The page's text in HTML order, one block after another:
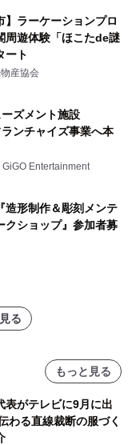
】ラーケーションプロ
周遊体験「ほこたde謎
ート
産協会
ズメント施設
ランチャイズ事業へ本
Entertainment
造形制作＆彫刻メンテ
クショップ』参加者募
る
もっと見る
表がテレビに9月に出
る直線裁断の服づく